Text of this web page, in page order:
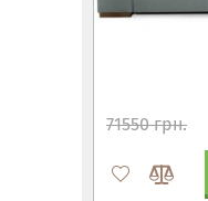
71550 грн.